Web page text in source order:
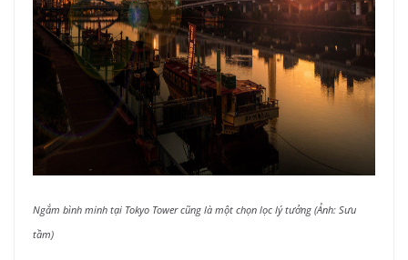
Ngắm bình minh tại Tokyo Tower cũng là một chọn lọc lý tưởng (Ảnh: Sưu
tầm)